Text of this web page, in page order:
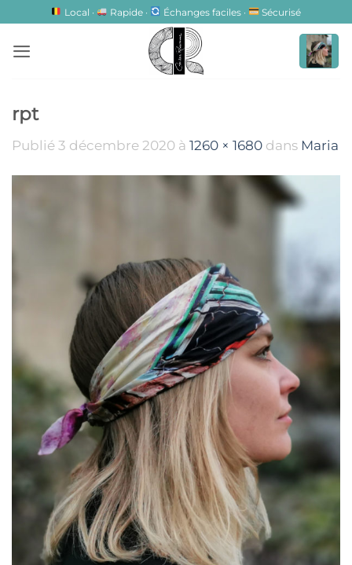
contenu
Local · Rapide · Échanges faciles · Sécurisé
rpt
Publié 3 décembre 2020 à 1260 × 1680 dans Maria